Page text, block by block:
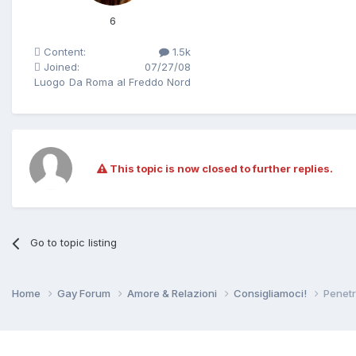
6
Content:
1.5k
Joined:
07/27/08
Luogo Da Roma al Freddo Nord
This topic is now closed to further replies.
Go to topic listing
Home Gay Forum Amore & Relazioni Consigliamoci!